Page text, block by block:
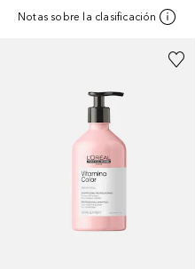
Notas sobre la clasificación